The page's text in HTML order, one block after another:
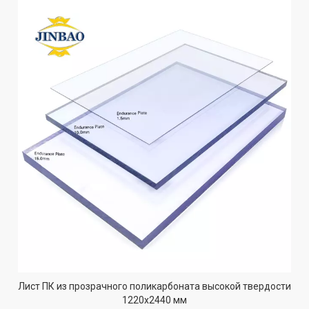
Лист ПК из прозрачного поликарбоната высокой твердости
1220x2440 мм